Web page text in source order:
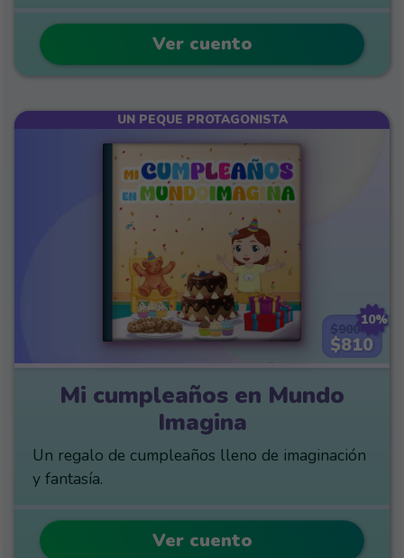
Ver cuento
10%
$900
$810
UN PEQUE PROTAGONISTA
Mi cumpleaños en Mundo
Imagina
Un regalo de cumpleaños lleno de imaginación
y fantasía.
Ver cuento